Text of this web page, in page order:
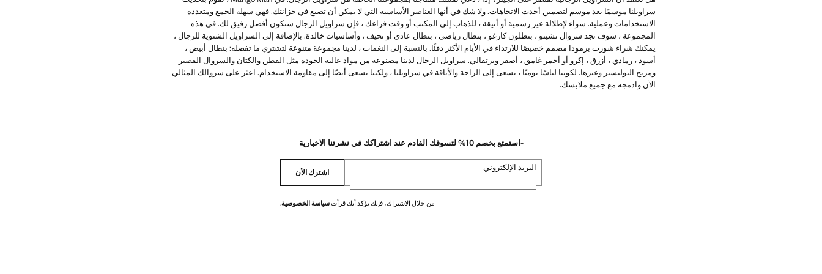
سراويلنا موسمًا بعد موسم لتضمين أحدث الاتجاهات. ولا شك في أنها العناصر الأساسية التي لا يمكن أن تضيع في خزانتك. فهي سهلة الجمع ومتعددة
الاستخدامات وعملية. سواء لإطلالة غير رسمية أو أنيقة ، للذهاب إلى المكتب أو وقت فراغك ، فإن سراويل الرجال ستكون أفضل رفيق لك. في هذه
المجموعة ، سوف تجد سروال تشينو ، بنطلون كارغو ، بنطال رياضي ، بنطال عادي أو نحيف ، وأساسيات خالدة. بالإضافة إلى السراويل الشتوية للرجال ،
يمكنك شراء شورت برمودا مصمم خصيصًا للارتداء في الأيام الأكثر دفئًا. بالنسبة إلى النغمات ، لدينا مجموعة متنوعة لتشتري ما تفضله: بنطال أبيض ،
أسود ، رمادي ، أزرق ، إكرو أو أحمر غامق ، أصفر وبرتقالي. سراويل الرجال لدينا مصنوعة من مواد عالية الجودة مثل القطن والكتان والسروال القصير
ومزيج البوليستر وغيرها. لكوننا لباسًا يوميًا ، نسعى إلى الراحة والأناقة في سراويلنا ، ولكننا نسعى أيضًا إلى مقاومة الاستخدام. اعثر على سروالك المثالي
الآن وادمجه مع جميع ملابسك.
-استمتع بخصم 10% لتسوقك القادم عند اشتراكك في نشرتنا الاخبارية
البريد الإلكتروني اشترك الأن
من خلال الاشتراك، فإنك تؤكد أنك قرأتسياسة الخصوصية.